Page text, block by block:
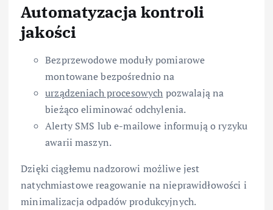
Automatyzacja kontroli
jakości
Bezprzewodowe moduły pomiarowe
montowane bezpośrednio na
urządzeniach procesowych pozwalają na
bieżąco eliminować odchylenia.
Alerty SMS lub e-mailowe informują o ryzyku
awarii maszyn.
Dzięki ciągłemu nadzorowi możliwe jest
natychmiastowe reagowanie na nieprawidłowości i
minimalizacja odpadów produkcyjnych.